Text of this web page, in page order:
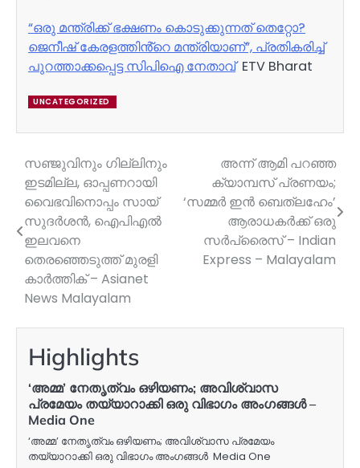
“ഒരു മന്ത്രിക്ക് ഭക്ഷണം കൊടുക്കുന്നത് തെറ്റോ?
ജെനീഷ് കേരളത്തിൻ്റെ മന്ത്രിയാണ്”, പ്രതികരിച്ച്
പുറത്താക്കപ്പെട്ട സിപിഐ നേതാവ്ETV Bharat
UNCATEGORIZED
Post
navigation
സഞ്ജുവിനും ഗില്ലിനും
ഇടമില്ല, ഓപ്പണറായി
വൈഭവിനൊപ്പം സായ്
സുദർശൻ, ഐപിഎൽ
ഇലവനെ
തെരഞ്ഞെടുത്ത് മുരളി
കാര്‍ത്തിക് – Asianet
News Malayalam
അന്ന് ആമി പറഞ്ഞ
ക്യാമ്പസ് പ്രണയം;
‘സമ്മർ ഇൻ ബെത്‌ലഹേം’
ആരാധകർക്ക് ഒരു
സർപ്രൈസ് – Indian
Express – Malayalam
Highlights
‘അമ്മ’ നേതൃത്വം ഒഴിയണം; അവിശ്വാസ
പ്രമേയം തയ്യാറാക്കി ഒരു വിഭാഗം അംഗങ്ങള്‍ –
Media One
‘അമ്മ’ നേതൃത്വം ഒഴിയണം; അവിശ്വാസ പ്രമേയം
തയ്യാറാക്കി ഒരു വിഭാഗം അംഗങ്ങള്‍ Media One